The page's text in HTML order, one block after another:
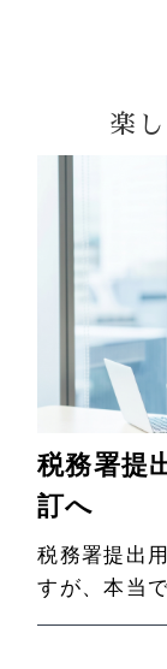
楽
税務署提
訂へ
税務署提出
すが、本当